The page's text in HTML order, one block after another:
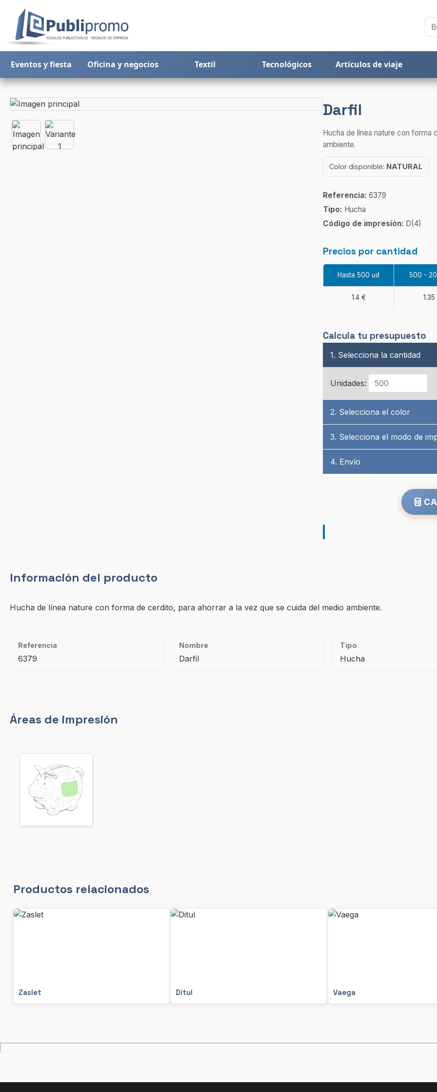
Eventos y fiesta Oficina y negocios Textil Tecnológicos Artículos de viaje
Darfil
Hucha de línea nature con forma
ambiente.
Color disponible: NATURAL
Referencia: 6379
Tipo: Hucha
Código de impresión: D(4)
Precios por cantidad
Hasta 500 ud 500 -
1.4 €
Calcula tu presupuesto
1. Selecciona la cantidad
Unidades:
2. Selecciona el color
3. Selecciona el modo de
4. Envío
Información del producto
Hucha de línea nature con forma de cerdito, para ahorrar a la vez que se cuida del medio ambiente.
Referencia
6379
Nombre
Darfil
Tipo
Hucha
Áreas de impresión
Productos relacionados
Zaslet Ditul Vaega